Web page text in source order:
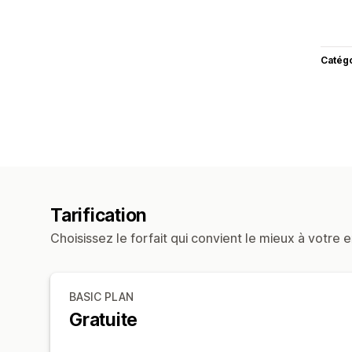
Tarification
Choisissez le forfait qui convient le mieux à votre
BASIC PLAN
Gratuite